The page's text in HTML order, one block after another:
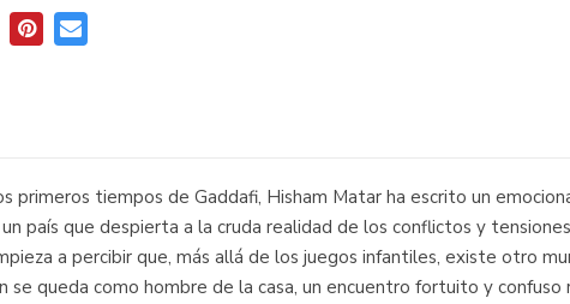
tiempos de Gaddafi, Hisham Matar ha escrito un
país que despierta a la cruda realidad de los conflictos y
a percibir que, más allá de los juegos infantiles, existe otro
se queda como hombre de la casa, un encuentro fortuito y